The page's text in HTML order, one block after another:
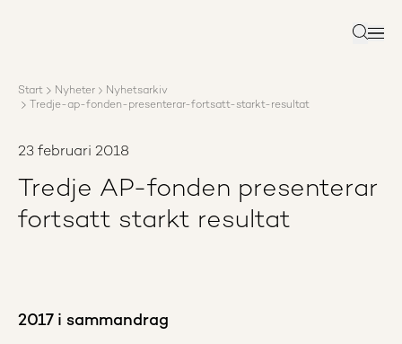
Rapporter
Sök
Start Nyheter
Nyhetsarkiv
Tredje-ap-fonden-presenterar-fortsatt-starkt-resultat
23 februari 2018
Tredje AP-fonden presenterar
fortsatt starkt resultat
2017 i sammandrag